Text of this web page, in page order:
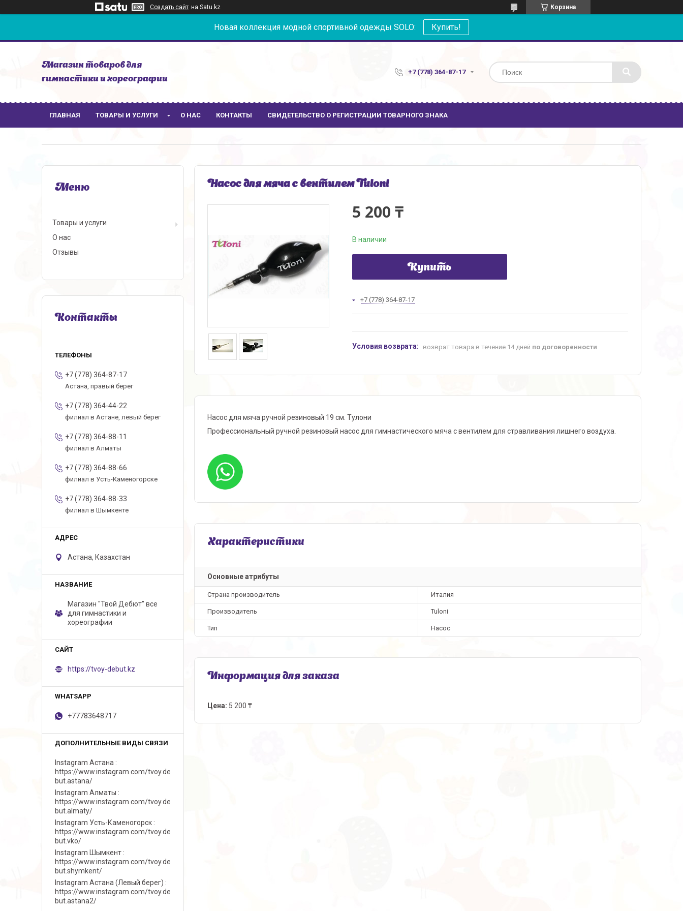
Создать сайт на Satu.kz Корзина
Новая коллекция модной спортивной одежды SOLO: Купить!
Магазин товаров для
гимнастики и хореографии
+7 (778) 364-87-17
ГЛАВНАЯ ТОВАРЫ И УСЛУГИ О НАС КОНТАКТЫ СВИДЕТЕЛЬСТВО О РЕГИСТРАЦИИ ТОВАРНОГО ЗНАКА
Насос для мяча c вентилем Tuloni
5 200 ₸
В наличии
Купить
+7 (778) 364-87-17
возврат товара в течение 14 дней по договоренности
Насос для мяча ручной резиновый 19 см. Тулони
Профессиональный ручной резиновый насос для гимнастического мяча с вентилем для стравливания лишнего воздуха.
Характеристики
Основные атрибуты
Страна производитель Италия
Производитель Tuloni
Тип Насос
Информация для заказа
Цена: 5 200 ₸
Товары и услуги
О нас
Отзывы
Контакты
+7 (778) 364-87-17
Астана, правый берег
+7 (778) 364-44-22
филиал в Астане, левый берег
+7 (778) 364-88-11
филиал в Алматы
+7 (778) 364-88-66
филиал в Усть-Каменогорске
+7 (778) 364-88-33
филиал в Шымкенте
Астана, Казахстан
Магазин "Твой Дебют" все
для гимнастики и
хореографии
https://tvoy-debut.kz
+77783648717
Instagram Астана
https://www.instagram.com/tvoy.de
but.astana/
Instagram Алматы
https://www.instagram.com/tvoy.de
but.almaty/
Instagram Усть-Каменогорск
https://www.instagram.com/tvoy.de
but.vko/
Instagram Шымкент
https://www.instagram.com/tvoy.de
but.shymkent/
Instagram Астана (Левый берег)
https://www.instagram.com/tvoy.de
but.astana2/